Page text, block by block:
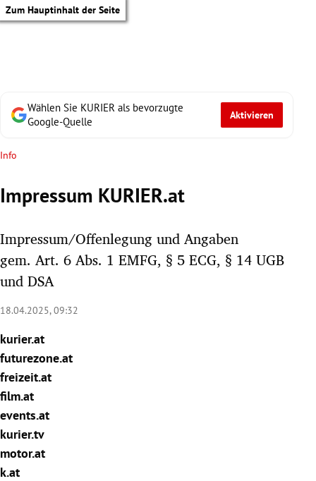
Zum Hauptinhalt der Seite
Untermenü
Untermenü
Untermenü
Untermenü
Wählen Sie KURIER als bevorzugte
Google-Quelle
Aktivieren
Info
Impressum KURIER.at
Impressum/Offenlegung und Angaben
gem. Art. 6 Abs. 1 EMFG, § 5 ECG, § 14 UGB
und DSA
18.04.2025, 09:32
kurier.at
futurezone.at
freizeit.at
film.at
events.at
kurier.tv
motor.at
k.at